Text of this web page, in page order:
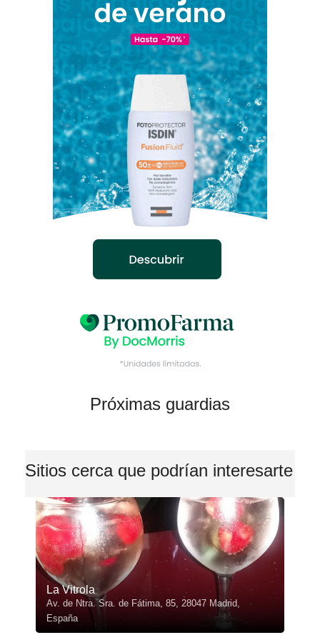
Próximas guardias
Sitios cerca que podrían interesarte
La Vitrola
Av. de Ntra. Sra. de Fátima, 85, 28047 Madrid,
España